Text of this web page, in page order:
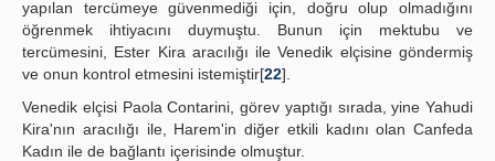
yapılan tercümeye güvenmediği için, doğru olup olmadığını
öğrenmek ihtiyacını duymuştu. Bunun için mektubu ve
tercümesini, Ester Kira aracılığı ile Venedik elçisine göndermiş
ve onun kontrol etmesini istemiştir[22].
Venedik elçisi Paola Contarini, görev yaptığı sırada, yine Yahudi
Kira'nın aracılığı ile, Harem'in diğer etkili kadını olan Canfeda
Kadın ile de bağlantı içerisinde olmuştur.